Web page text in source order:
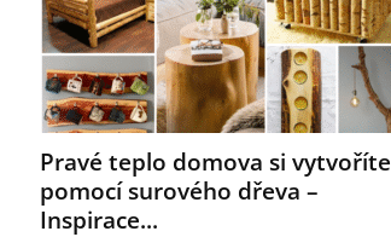
Pravé teplo domova si vytvoříte
pomocí surového dřeva –
Inspirace...